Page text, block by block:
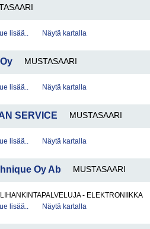
lisää.. Näytä kartalla
MUSTASAARI
lisää.. Näytä kartalla
SERVICE MUSTASAARI
lisää.. Näytä kartalla
Oy Ab MUSTASAARI
- ELEKTRONIIKKA
lisää..
Näytä kartalla